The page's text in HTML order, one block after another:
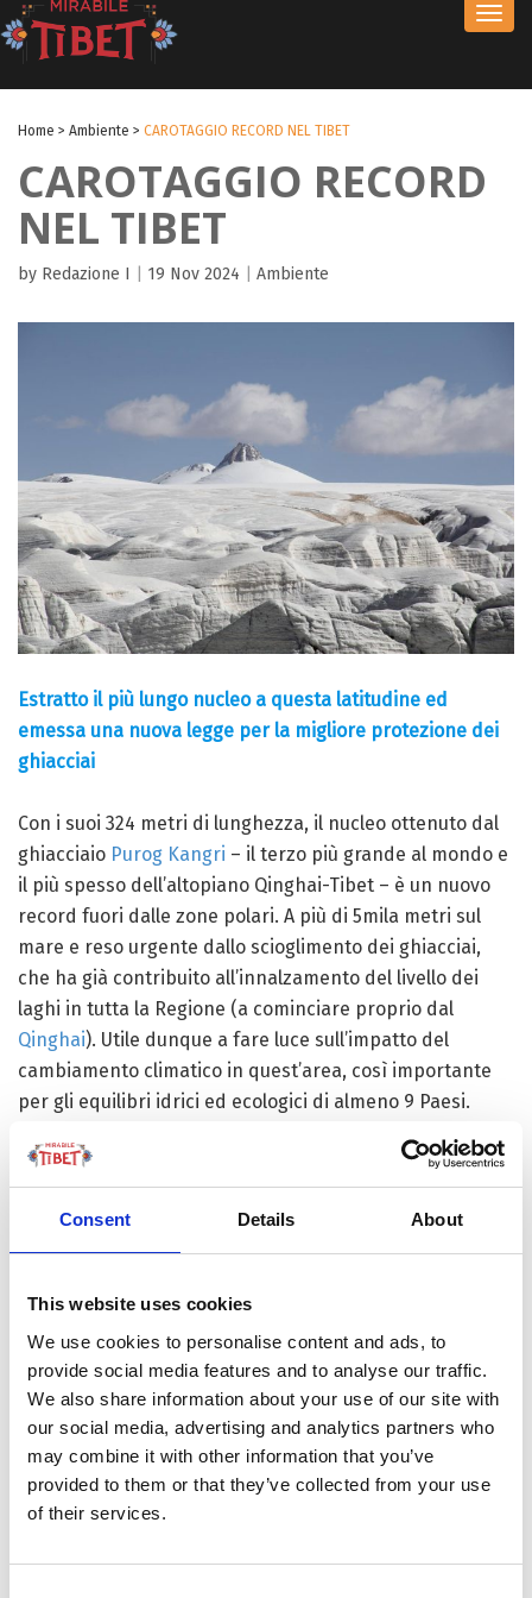
Consent Details About
This website uses cookies
We use cookies to personalise content and ads, to
provide social media features and to analyse our traffic.
We also share information about your use of our site with
our social media, advertising and analytics partners who
may combine it with other information that you’ve
provided to them or that they’ve collected from your use
of their services.
Home > Ambiente > CAROTAGGIO RECORD NEL TIBET
CAROTAGGIO RECORD
NEL TIBET
by Redazione I 19 Nov 2024 Ambiente
Estratto il più lungo nucleo a questa latitudine ed
emessa una nuova legge per la migliore protezione dei
ghiacciai
Con i suoi 324 metri di lunghezza, il nucleo ottenuto dal
ghiacciaio Purog Kangri – il terzo più grande al mondo e
il più spesso dell’altopiano Qinghai-Tibet – è un nuovo
record fuori dalle zone polari. A più di 5mila metri sul
mare e reso urgente dallo scioglimento dei ghiacciai,
che ha già contribuito all’innalzamento del livello dei
laghi in tutta la Regione (a cominciare proprio dal
Qinghai). Utile dunque a fare luce sull’impatto del
cambiamento climatico in quest’area, così importante
per gli equilibri idrici ed ecologici di almeno 9 Paesi.
Quest’ultimo carotaggio fa parte di un progetto lanciato
dal governo locale ad agosto e concentrato sul ripristino
ambientale, sulla protezione ecologica e sullo sviluppo
sostenibile. Un “lavoro di squadra”, tra l’Institute of
arrivati dagli Stati Uniti e dalla Cina – Paese quest’ultimo
che, negli ultimi 40 anni, più ha investito nella
glaciologia dell’Altopiano.
I 308 metri raggiunti nel 1992 perforando laCalotta di
Guliyaavevano significato poter accedere alle
informazioni sull’ultimo ciclo glaciale nelle regioni
subtropicali: cambiamenti nelle temperature e nelle